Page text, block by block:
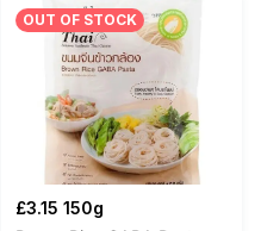
OUT OF STOCK
£3.15 150g